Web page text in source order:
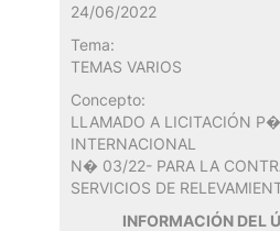
24/06/2022
Tema:
TEMAS VARIOS
Concepto:
LLAMADO A LICITACIÓN
INTERNACIONAL
N� 03/22- PARA LA
SERVICIOS DE
INFORMACIÓN DEL